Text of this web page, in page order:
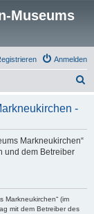
Museums
Anmelden
h
-
Markneukirchen“
und dem Betreiber
Markneukirchen“ (im
mit dem Betreiber des